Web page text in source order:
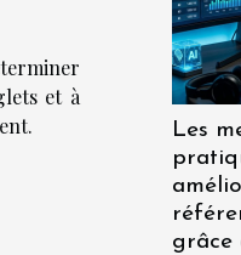
et à
Les
grâce